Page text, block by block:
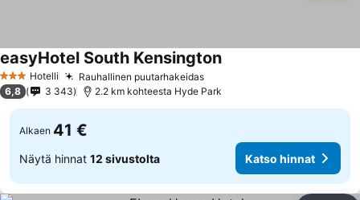
3 Tähtiluokitus
Hotelli Rauhallinen puutarhakeidasKatso hinnat
easyHotel South KensingtonKatso hinnat
6,8 3 343 2.2 km kohteesta Hyde Park
Alkaen 41 €
Näytä hinnat 12 sivustolta Katso hinnat